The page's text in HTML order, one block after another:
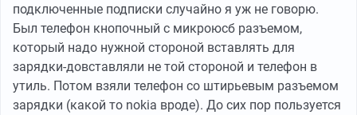
подключенные подписки случайно я уж не говорю.
Был телефон кнопочный с микроюсб разъемом,
который надо нужной стороной вставлять для
зарядки-довставляли не той стороной и телефон в
утиль. Потом взяли телефон со штирьевым разъемом
зарядки (какой то nokia вроде). До сих пор пользуется